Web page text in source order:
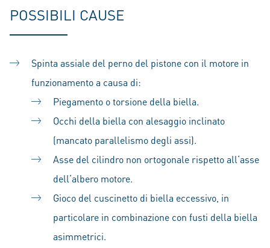
POSSIBILI CAUSE
Spinta assiale del perno del pistone con il motore in
funzionamento a causa di:
Piegamento o torsione della biella.
Occhi della biella con alesaggio inclinato
(mancato parallelismo degli assi).
Asse del cilindro non ortogonale rispetto all‘asse
dell‘albero motore.
Gioco del cuscinetto di biella eccessivo, in
particolare in combinazione con fusti della biella
asimmetrici.